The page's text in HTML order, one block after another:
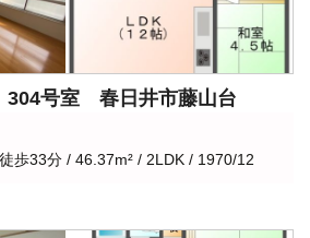
号室 春日井市藤山台
歩33分 / 46.37m² / 2LDK / 1970/12